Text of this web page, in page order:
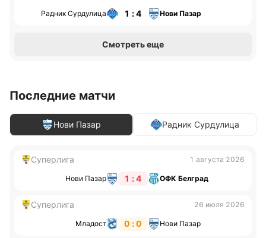
Радник Сурдулица 1 : 4 Нови Пазар
Смотреть еще
Последние матчи
Нови Пазар Радник Сурдулица
Суперлига 1 августа 2026
Нови Пазар 1 : 4 ОФК Белград
Суперлига 26 июля 2026
Младост 0 : 0 Нови Пазар